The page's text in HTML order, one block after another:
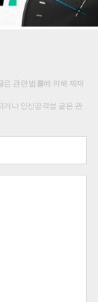
관련 법률에 의해 제재
거나 인신공격성 글은 관